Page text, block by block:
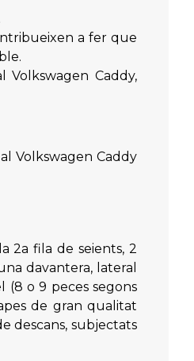
a fer que
Volkswagen Caddy,
Volkswagen Caddy
2a fila de seients, 2
davantera, lateral
(8 o 9 peces segons
de gran qualitat
descans, subjectats